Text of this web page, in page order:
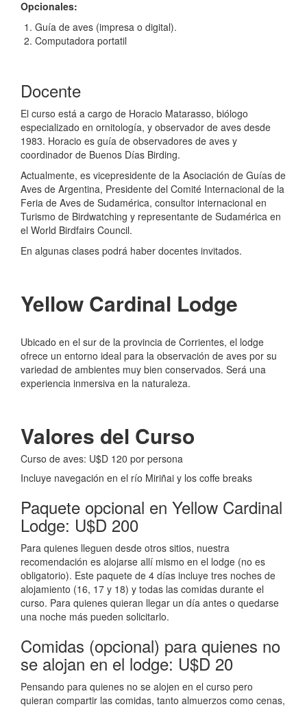
Opcionales:
Guía de aves (impresa o digital).
Computadora portatil
Docente
El curso está a cargo de Horacio Matarasso, biólogo
especializado en ornitología, y observador de aves desde
1983. Horacio es guía de observadores de aves y
coordinador de Buenos Días Birding.
Actualmente, es vicepresidente de la Asociación de Guías de
Aves de Argentina, Presidente del Comité Internacional de la
Feria de Aves de Sudamérica, consultor internacional en
Turismo de Birdwatching y representante de Sudamérica en
el World Birdfairs Council.
En algunas clases podrá haber docentes invitados.
Yellow Cardinal Lodge
Ubicado en el sur de la provincia de Corrientes, el lodge
ofrece un entorno ideal para la observación de aves por su
variedad de ambientes muy bien conservados. Será una
experiencia inmersiva en la naturaleza.
Valores del Curso
Curso de aves: U$D 120 por persona
Incluye navegación en el río Miriñai y los coffe breaks
Paquete opcional en Yellow Cardinal
Lodge: U$D 200
Para quienes lleguen desde otros sitios, nuestra
recomendación es alojarse allí mismo en el lodge (no es
obligatorio). Este paquete de 4 días incluye tres noches de
alojamiento (16, 17 y 18) y todas las comidas durante el
curso. Para quienes quieran llegar un día antes o quedarse
una noche más pueden solicitarlo.
Comidas (opcional) para quienes no
se alojan en el lodge: U$D 20
Pensando para quienes no se alojen en el curso pero
quieran compartir las comidas, tanto almuerzos como cenas,